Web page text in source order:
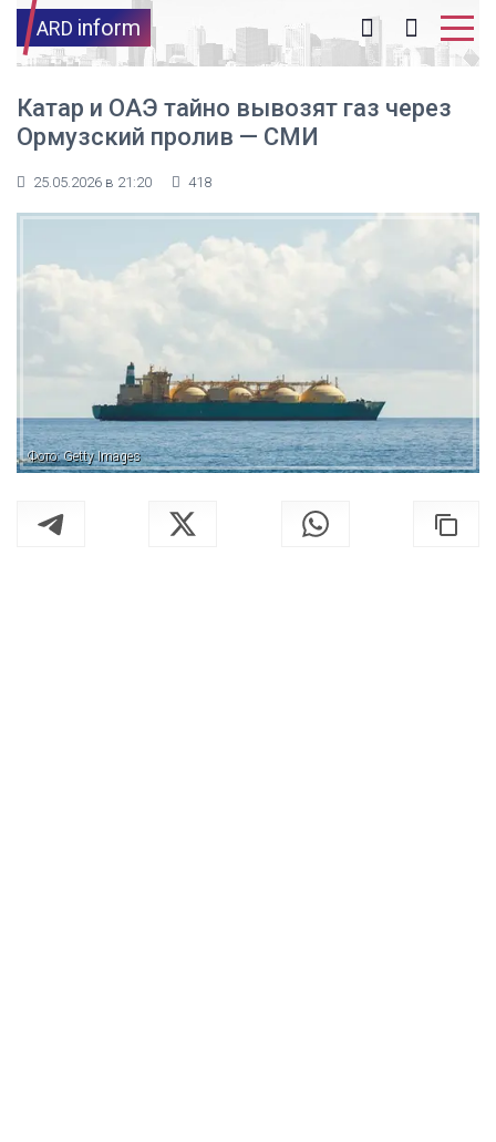
ARD inform
Катар и ОАЭ тайно вывозят газ через
Ормузский пролив — СМИ
25.05.2026 в 21:20 418
Фото: Getty Images